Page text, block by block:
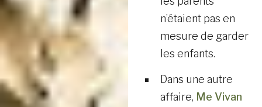
n’étaient pas en
mesure de garder
les enfants.
Dans une autre
affaire, Me Vivan